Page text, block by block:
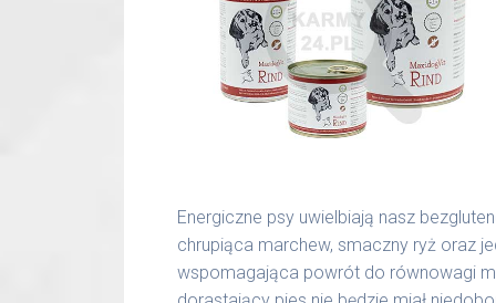
Energiczne psy uwielbiają nasz
chrupiąca marchew, smaczny ryż oraz
wspomagająca powrót do równowagi